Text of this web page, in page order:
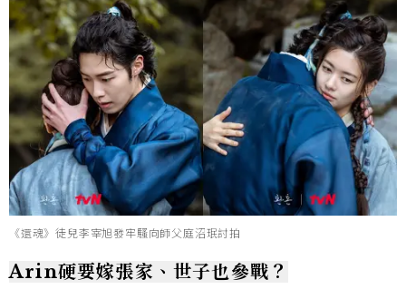
《還魂》徒兒李宰旭發牢騷向師父庭沼珉討拍
Arin硬要嫁張家、世子也參戰？